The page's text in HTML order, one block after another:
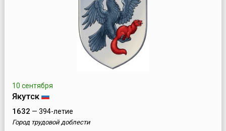
10 сентября
Якутск
1632 — 394-летие
Город трудовой доблести